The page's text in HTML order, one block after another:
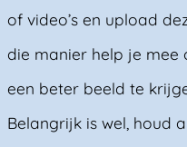
of video’s en upload
die manier help je mee
een beter beeld te
Belangrijk is wel, houd